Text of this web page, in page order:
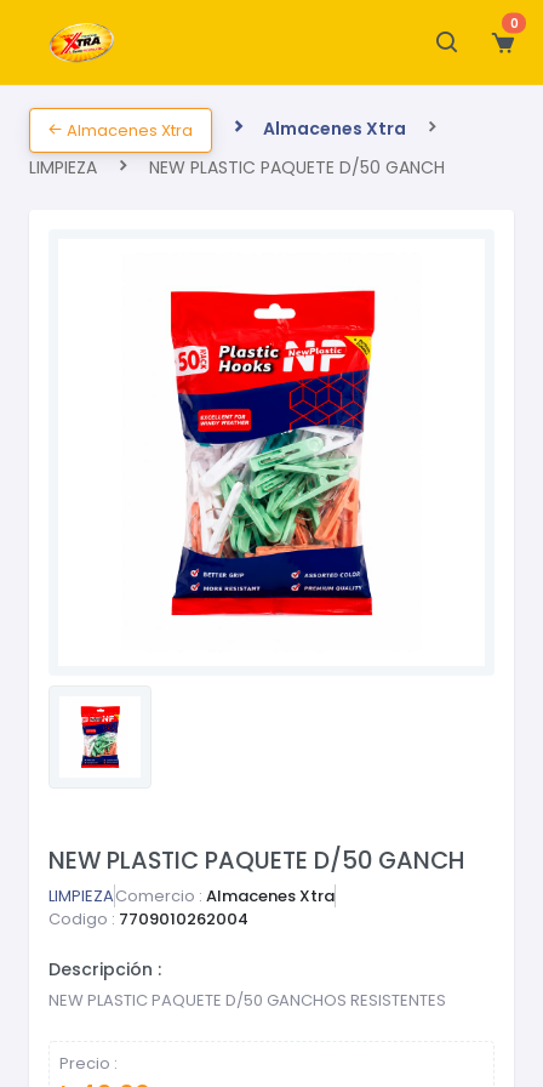
0
Almacenes Xtra
Almacenes Xtra
LIMPIEZA
NEW PLASTIC PAQUETE D/50 GANCH
NEW PLASTIC PAQUETE D/50 GANCH
LIMPIEZAComercio : Almacenes Xtra
Codigo : 7709010262004
Descripción :
NEW PLASTIC PAQUETE D/50 GANCHOS RESISTENTES
Precio :